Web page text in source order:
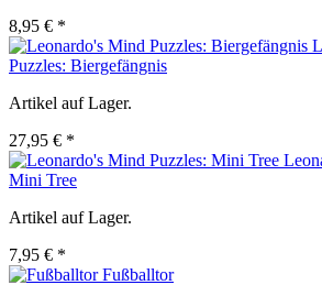
8,95 € *
Puzzles: Biergefängnis
Artikel auf Lager.
27,95 € *
Mini Tree
Artikel auf Lager.
7,95 € *
Fußballtor